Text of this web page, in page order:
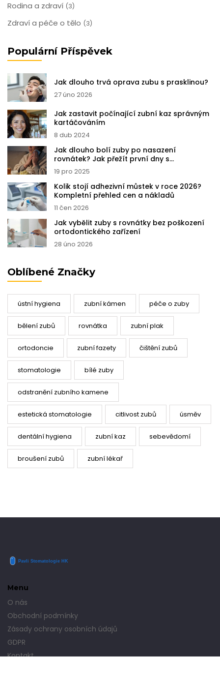
Rodina a zdraví (3)
Zdraví a péče o tělo (3)
Populární Příspěvek
Jak dlouho trvá oprava zubu s prasklinou?
27 úno 2026
Jak zastavit počínající zubní kaz správným
kartáčováním
8 dub 2024
Jak dlouho bolí zuby po nasazení
rovnátek? Jak přežít první dny s
gumičkami?
19 pro 2025
Kolik stojí adhezivní můstek v roce 2026?
Kompletní přehled cen a nákladů
11 čen 2026
Jak vybělit zuby s rovnátky bez poškození
ortodontického zařízení
28 úno 2026
Oblíbené Značky
ústní hygiena zubní kámen péče o zuby
bělení zubů rovnátka zubní plak
ortodoncie zubní fazety čištění zubů
stomatologie bílé zuby
odstranění zubního kamene
estetická stomatologie citlivost zubů úsměv
dentální hygiena zubní kaz sebevědomí
broušení zubů zubní lékař
Menu
O nás
Obchodní podmínky
Zásady ochrany osobních údajů
GDPR
Kontakt